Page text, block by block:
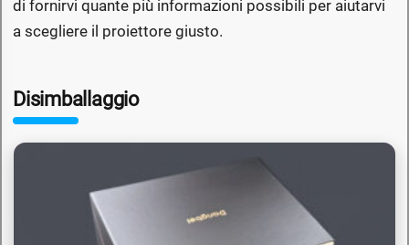
di fornirvi quante più informazioni possibili per aiutarvi
a scegliere il proiettore giusto.
Disimballaggio